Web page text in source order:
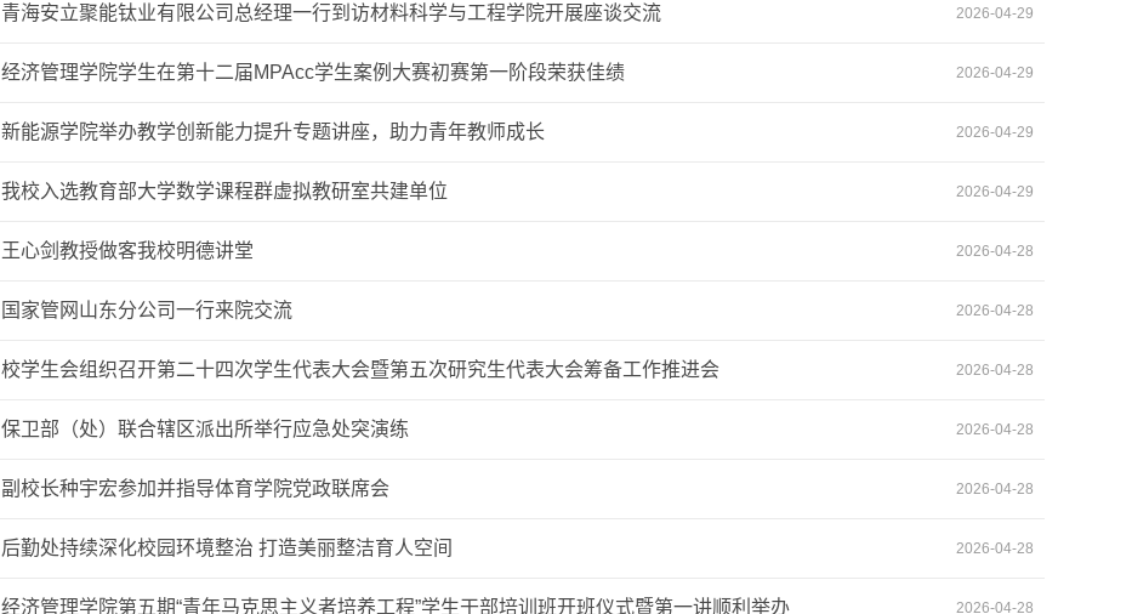
2026-04-29
青海安立聚能钛业有限公司总经理一行到访材料科学与工程学院开展座谈交流
2026-04-29
经济管理学院学生在第十二届MPAcc学生案例大赛初赛第一阶段荣获佳绩
2026-04-29
新能源学院举办教学创新能力提升专题讲座，助力青年教师成长
2026-04-29
我校入选教育部大学数学课程群虚拟教研室共建单位
2026-04-28
王心剑教授做客我校明德讲堂
2026-04-28
国家管网山东分公司一行来院交流
2026-04-28
校学生会组织召开第二十四次学生代表大会暨第五次研究生代表大会筹备工作推进会
2026-04-28
保卫部（处）联合辖区派出所举行应急处突演练
2026-04-28
副校长种宇宏参加并指导体育学院党政联席会
2026-04-28
后勤处持续深化校园环境整治 打造美丽整洁育人空间
2026-04-28
经济管理学院第五期“青年马克思主义者培养工程”学生干部培训班开班仪式暨第一讲顺利举办